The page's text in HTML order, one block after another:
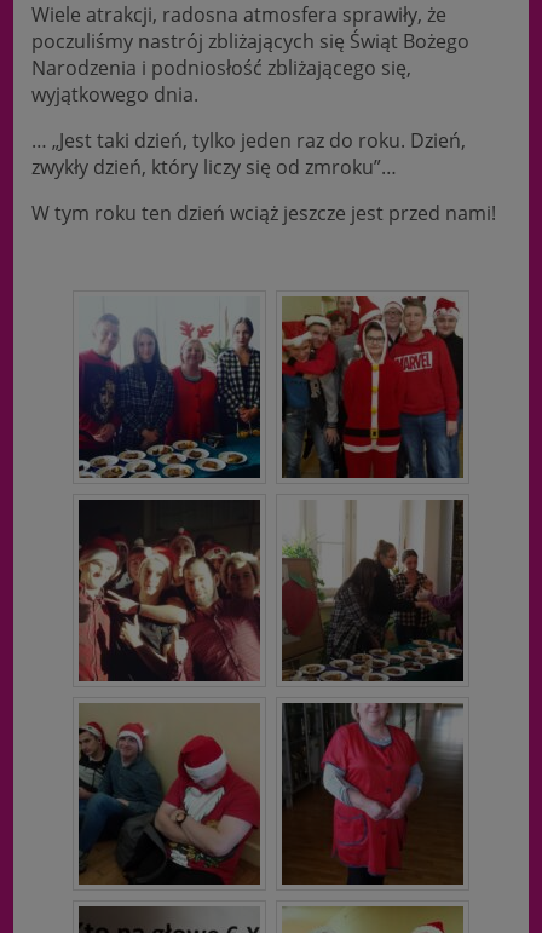
Wiele atrakcji, radosna atmosfera sprawiły, że
poczuliśmy nastrój zbliżających się Świąt Bożego
Narodzenia i podniosłość zbliżającego się,
wyjątkowego dnia.
… „Jest taki dzień, tylko jeden raz do roku. Dzień,
zwykły dzień, który liczy się od zmroku”…
W tym roku ten dzień wciąż jeszcze jest przed nami!